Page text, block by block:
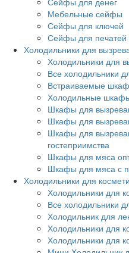
Мебельные сейфы
Сейфы для ключей
Сейфы для
Холодильники для
Холодильники для
Все холодильники
Встраиваемые
Холодильные
Шкафы для
Шкафы для
Шкафы для
гостеприимства
Шкафы для мяса
Шкафы для мяса с
Холодильники для
Холодильники для
Все холодильники
Холодильник для
Холодильники для
Холодильники для